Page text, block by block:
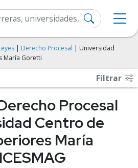
| Derecho Procesal | Universidad
María Goretti
Filtrar
Procesal
Centro de
María